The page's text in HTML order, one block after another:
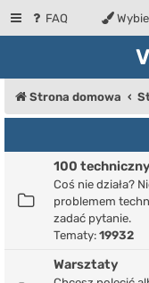
FAQ
Strona domowa
100
Coś nie działa?
problemem
zadać pytanie.
Tematy: 19932
Warsztaty